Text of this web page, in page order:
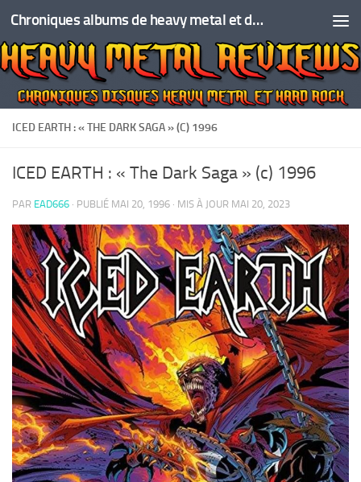
Skip to content Chroniques albums de heavy metal et de hard rock
ICED EARTH : « THE DARK SAGA » (C) 1996
ICED EARTH : « The Dark Saga » (c) 1996
PAR EAD666 · PUBLIÉ MAI 20, 1996 · MIS À JOUR MAI 20, 2023